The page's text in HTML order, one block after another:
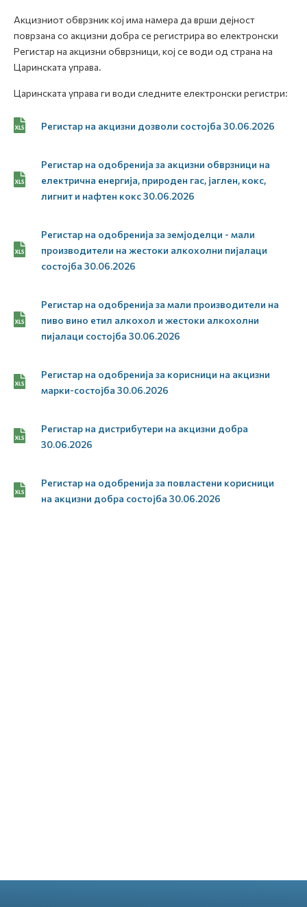
Акцизниот обврзник кој има намера да врши дејност
поврзана со акцизни добра се регистрира во електронски
Регистар на акцизни обврзници, кој се води од страна на
Царинската управа.
Царинската управа ги води следните електронски регистри:
Регистар на акцизни дозволи состојба 30.06.2026
Регистар на одобренија за акцизни обврзници на
електрична енергија, природен гас, јаглен, кокс,
лигнит и нафтен кокс 30.06.2026
Регистар на одобренија за земјоделци - мали
производители на жестоки алкохолни пијалаци
состојба 30.06.2026
Регистар на одобренија за мали производители на
пиво вино етил алкохол и жестоки алкохолни
пијалаци состојба 30.06.2026
Регистар на одобренија за корисници на акцизни
марки-состојба 30.06.2026
Регистар на дистрибутери на акцизни добра
30.06.2026
Регистар на одобренија за повластени корисници
на акцизни добра состојба 30.06.2026